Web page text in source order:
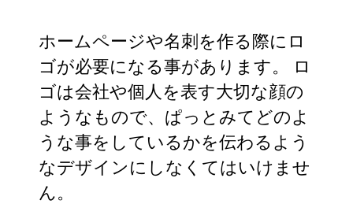
ホームページや名刺を作る際にロ
ゴが必要になる事があります。 ロ
ゴは会社や個人を表す大切な顔の
ようなもので、ぱっとみてどのよ
うな事をしているかを伝わるよう
なデザインにしなくてはいけませ
ん。